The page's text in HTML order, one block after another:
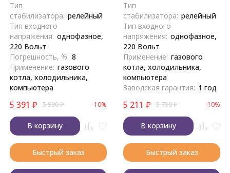
Тип
стабилизатора: релейный
Тип входного
напряжения: однофазное,
220 Вольт
Погрешность, %: 8
Применение: газового
котла, холодильника,
компьютера
5 391 ₽ 5 990₽ -10%
В корзину
Быстрый заказ
Тип
стабилизатора: релейный
Тип входного
напряжения: однофазное,
220 Вольт
Применение: газового
котла, холодильника,
компьютера
Заводская гарантия: 1 год
5 211 ₽ 5 790₽ -10%
В корзину
Быстрый заказ